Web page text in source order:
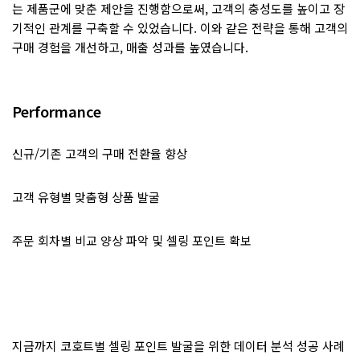
는 제품군에 맞춘 제안을 진행함으로써, 고객의 충성도를 높이고 장
기적인 관계를 구축할 수 있었습니다. 이와 같은 전략을 통해 고객의
구매 경험을 개선하고, 매출 성과를 높였습니다.
Performance
신규/기존 고객의 구매 전환율 향상
고객 유형별 맞춤형 상품 발굴
주문 회차별 비교 양상 파악 및 셀링 포인트 확보
지금까지 코호트별 셀링 포인트 발굴을 위한 데이터 분석 성공 사례